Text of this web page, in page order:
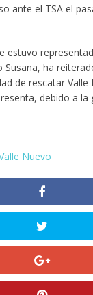
ante el TSA el
estuvo
Susana, ha
de rescatar Valle
debido a la
Nuevo